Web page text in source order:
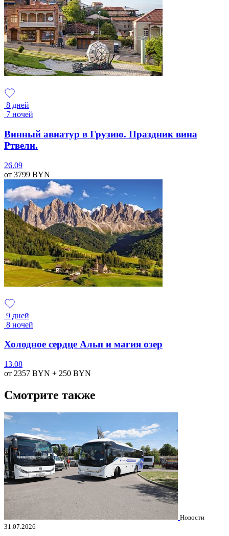
8 дней
7 ночей
Винный авиатур в Грузию. Праздник вина
Ртвели.
26.09
от 3799 BYN
9 дней
8 ночей
Холодное сердце Альп и магия озер
13.08
от 2357 BYN + 250 BYN
Смотрите также
Новости
31.07.2026